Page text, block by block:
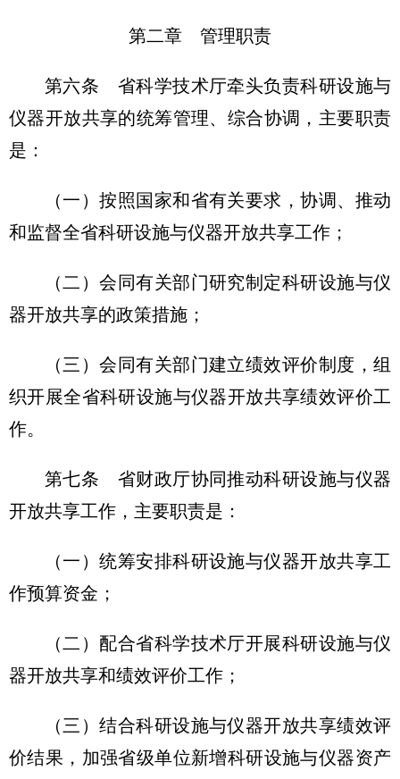
第二章 管理职责
第六条 省科学技术厅牵头负责科研设施与
仪器开放共享的统筹管理、综合协调，主要职责
是：
（一）按照国家和省有关要求，协调、推动
和监督全省科研设施与仪器开放共享工作；
（二）会同有关部门研究制定科研设施与仪
器开放共享的政策措施；
（三）会同有关部门建立绩效评价制度，组
织开展全省科研设施与仪器开放共享绩效评价工
作。
第七条 省财政厅协同推动科研设施与仪器
开放共享工作，主要职责是：
（一）统筹安排科研设施与仪器开放共享工
作预算资金；
（二）配合省科学技术厅开展科研设施与仪
器开放共享和绩效评价工作；
（三）结合科研设施与仪器开放共享绩效评
价结果，加强省级单位新增科研设施与仪器资产